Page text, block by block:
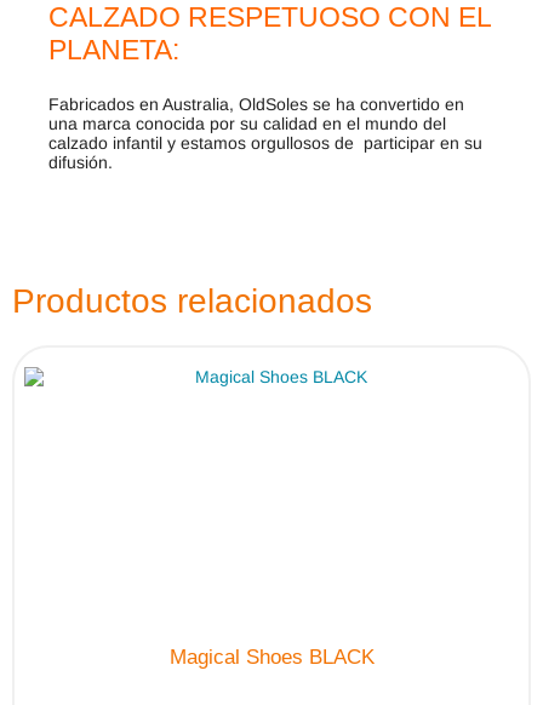
CALZADO RESPETUOSO CON EL
PLANETA:
Fabricados en Australia, OldSoles se ha convertido en
una marca conocida por su calidad en el mundo del
calzado infantil y estamos orgullosos de participar en su
difusión.
Productos relacionados
Magical Shoes BLACK